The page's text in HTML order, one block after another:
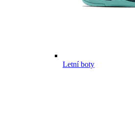
Letní boty